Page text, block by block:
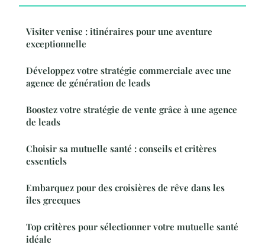
Visiter venise : itinéraires pour une aventure
exceptionnelle
Développez votre stratégie commerciale avec une
agence de génération de leads
Boostez votre stratégie de vente grâce à une agence
de leads
Choisir sa mutuelle santé : conseils et critères
essentiels
Embarquez pour des croisières de rêve dans les
îles grecques
Top critères pour sélectionner votre mutuelle santé
idéale